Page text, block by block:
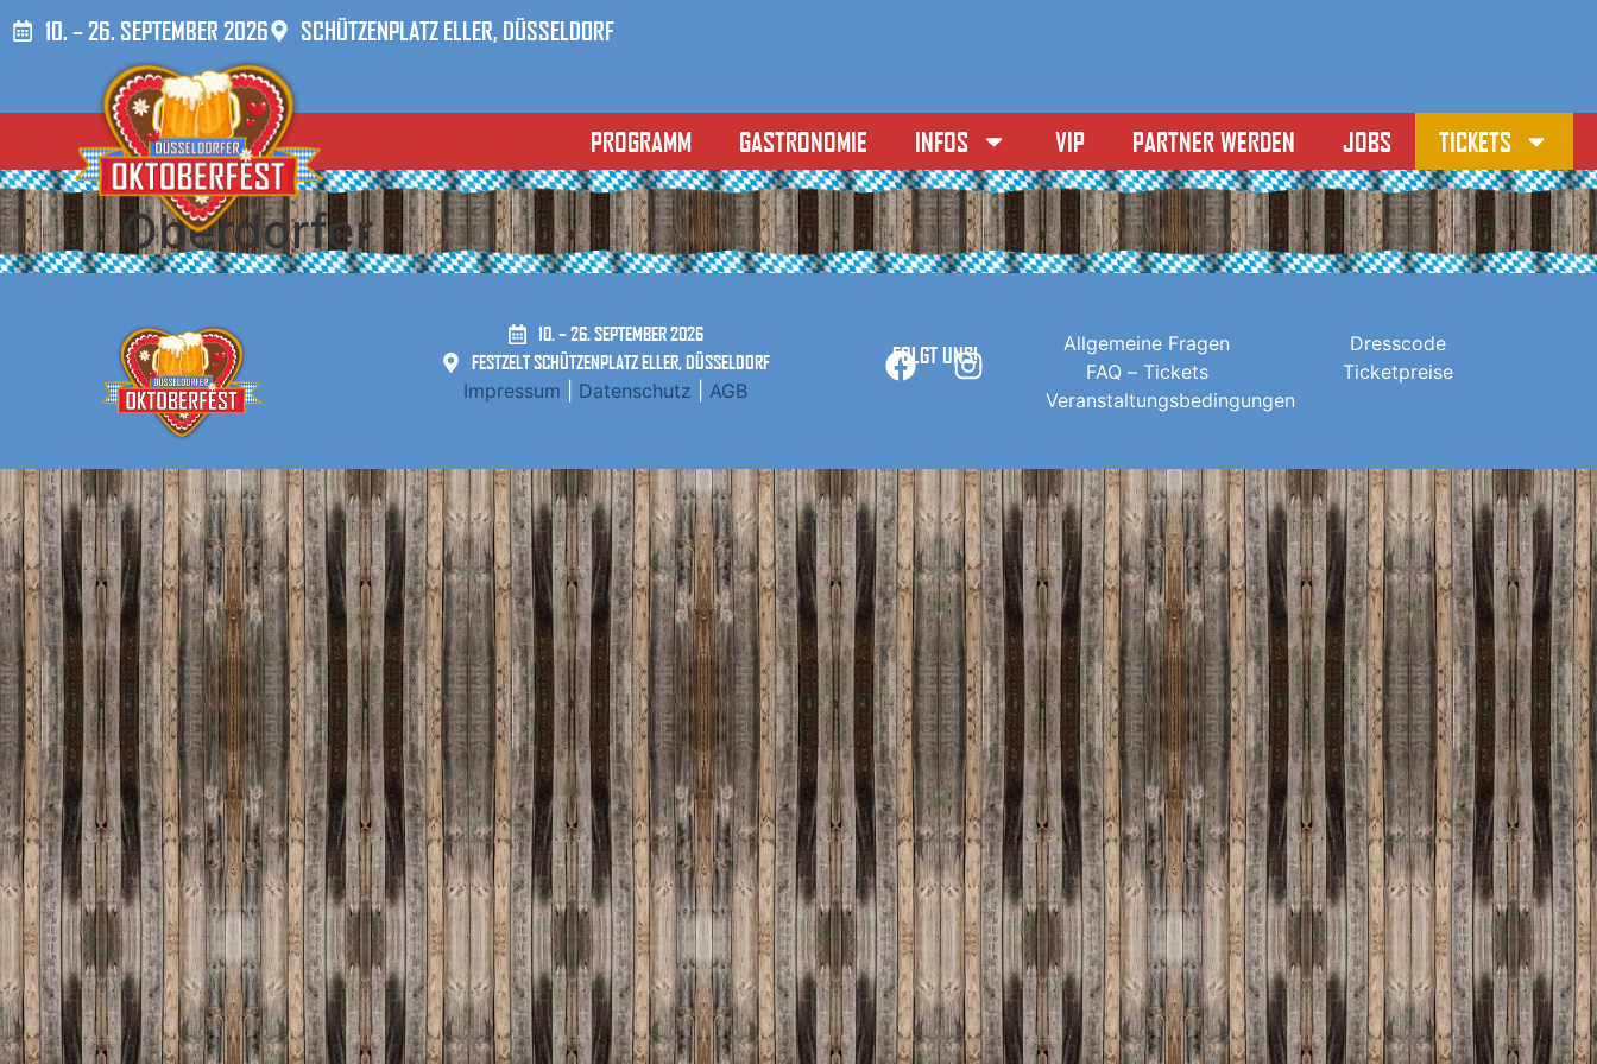
10. – 26. SEPTEMBER 2026 SCHÜTZENPLATZ ELLER, DÜSSELDORF
PROGRAMM GASTRONOMIE INFOS VIP PARTNER WERDEN JOBS TICKETS
Oberdorfer
10. – 26. SEPTEMBER 2026
FESTZELT SCHÜTZENPLATZ ELLER, DÜSSELDORF
Impressum
Datenschutz |AGB
FOLGT UNS!
Allgemeine Fragen
FAQ – Tickets
Veranstaltungsbedingungen
Dresscode
Ticketpreise